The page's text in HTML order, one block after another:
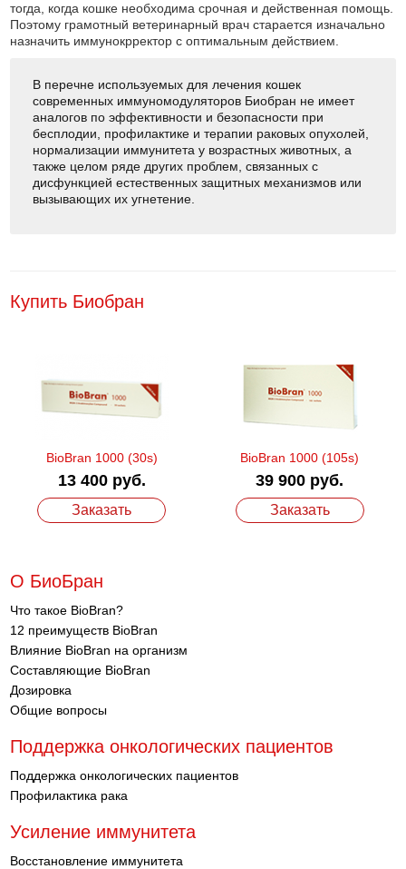
тогда, когда кошке необходима срочная и действенная помощь.
Поэтому грамотный ветеринарный врач старается изначально
назначить иммунокрректор с оптимальным действием.
В перечне используемых для лечения кошек
современных иммуномодуляторов Биобран не имеет
аналогов по эффективности и безопасности при
бесплодии, профилактике и терапии раковых опухолей,
нормализации иммунитета у возрастных животных, а
также целом ряде других проблем, связанных с
дисфункцией естественных защитных механизмов или
вызывающих их угнетение.
Купить Биобран
BioBran 1000 (30s)
13 400 руб.
Заказать
BioBran 1000 (105s)
39 900 руб.
Заказать
О БиоБран
Что такое BioBran?
12 преимуществ BioBran
Влияние BioBran на организм
Составляющие BioBran
Дозировка
Общие вопросы
Поддержка онкологических пациентов
Поддержка онкологических пациентов
Профилактика рака
Усиление иммунитета
Восстановление иммунитета